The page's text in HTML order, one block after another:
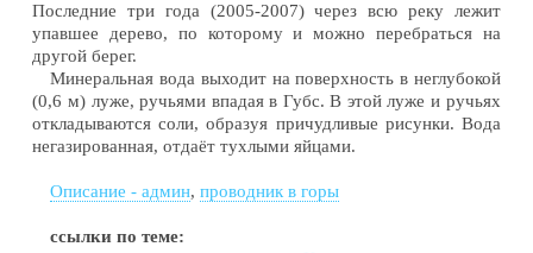
Последние три года (2005-2007) через всю реку лежит
упавшее дерево, по которому и можно перебраться на
другой берег.
Минеральная вода выходит на поверхность в неглубокой
(0,6 м) луже, ручьями впадая в Губс. В этой луже и ручьях
откладываются соли, образуя причудливые рисунки. Вода
негазированная, отдаёт тухлыми яйцами.
Описание - админ,проводник в горы
ссылки по теме: